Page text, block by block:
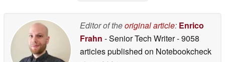
Editor of theoriginal article: Enrico
Frahn - Senior Tech Writer- 9058
articles published on Notebookcheck